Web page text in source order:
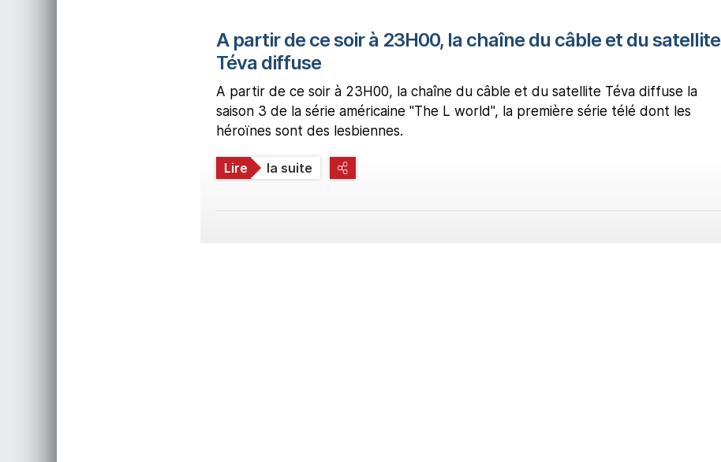
A partir de ce soir à 23H00, la chaîne du câble et du satellite
Téva diffuse
A partir de ce soir à 23H00, la chaîne du câble et du satellite Téva diffuse la
saison 3 de la série américaine "The L world", la première série télé dont les
héroïnes sont des lesbiennes.
Lire la suite